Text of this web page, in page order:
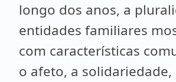
longo dos anos, a
entidades familiares
com características
o afeto, a solidariedade,